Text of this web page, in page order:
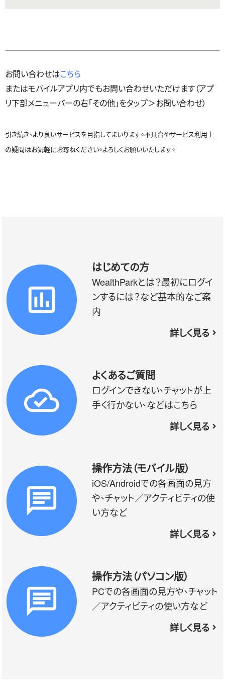
お問い合わせはこちら
またはモバイルアプリ内でもお問い合わせいただけます（アプ
リ下部メニューバーの右「その他」をタップ＞お問い合わせ）
引き続き、より良いサービスを目指してまいります。不具合やサービス利用上
の疑問はお気軽にお尋ねください。よろしくお願いいたします。
はじめての方
WealthParkとは？最初にログイ
ンするには？など基本的なご案
内
詳しく見る
よくあるご質問
ログインできない、チャットが上
手く行かない、などはこちら
詳しく見る
操作方法（モバイル版）
iOS/Androidでの各画面の見方
や、チャット／アクティビティの使
い方など
詳しく見る
操作方法（パソコン版）
PCでの各画面の見方や、チャット
／アクティビティの使い方など
詳しく見る